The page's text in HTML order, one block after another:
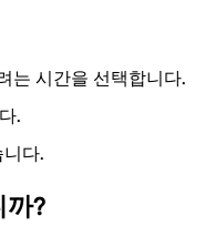
는 시간을 선택합니다.
.
다.
까?